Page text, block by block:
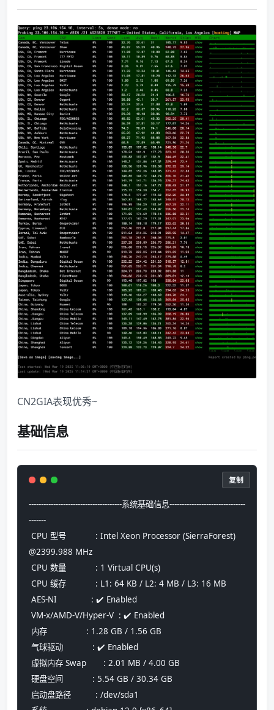
CN2GIA表现优秀~
基础信息
--------------------------------------系统基础信息-------------------------------
-------
@2399.988 MHz
CPU 数量            : 1 Virtual CPU(s)
CPU 缓存            : L1: 64 KB / L2: 4 MB / L3: 16 MB
AES-NI              : ✔️ Enabled
VM-x/AMD-V/Hyper-V  : ✔️ Enabled
内存                : 1.28 GB / 1.56 GB
气球驱动            : ✔️ Enabled
虚拟内存 Swap       : 2.01 MB / 4.00 GB
硬盘空间            : 5.54 GB / 30.34 GB
启动盘路径          : /dev/sda1
复制